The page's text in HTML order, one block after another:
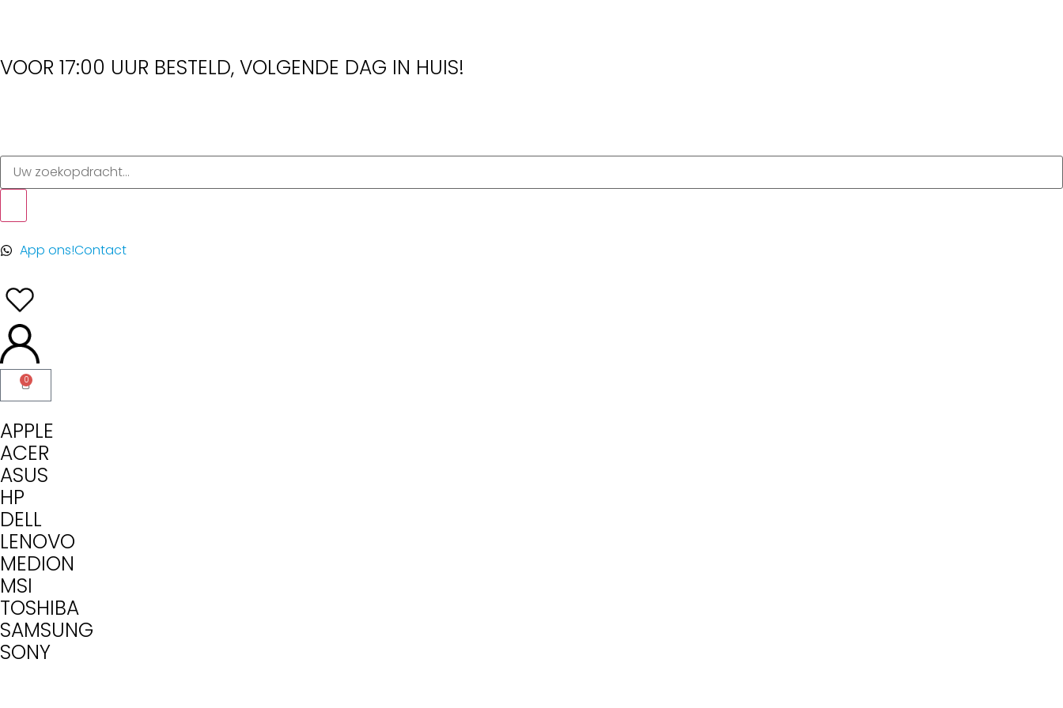
VOOR 17:00 UUR BESTELD, VOLGENDE DAG IN HUIS!
App ons!Contact
0
APPLE
ACER
ASUS
HP
DELL
LENOVO
MEDION
MSI
TOSHIBA
SAMSUNG
SONY